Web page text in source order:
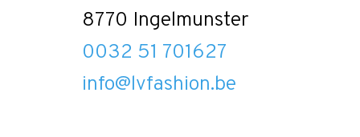
8770 Ingelmunster
0032 51 701627
info@lvfashion.be